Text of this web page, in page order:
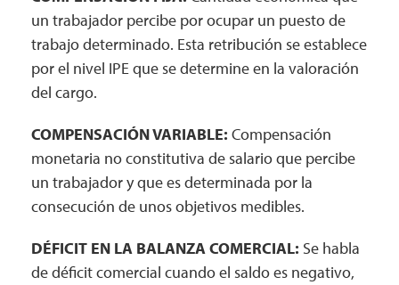
un trabajador percibe por ocupar un puesto de
trabajo determinado. Esta retribución se establece
por el nivel IPE que se determine en la valoración
del cargo.
COMPENSACIÓN VARIABLE: Compensación
monetaria no constitutiva de salario que percibe
un trabajador y que es determinada por la
consecución de unos objetivos medibles.
DÉFICIT EN LA BALANZA COMERCIAL: Se habla
de déficit comercial cuando el saldo es negativo,